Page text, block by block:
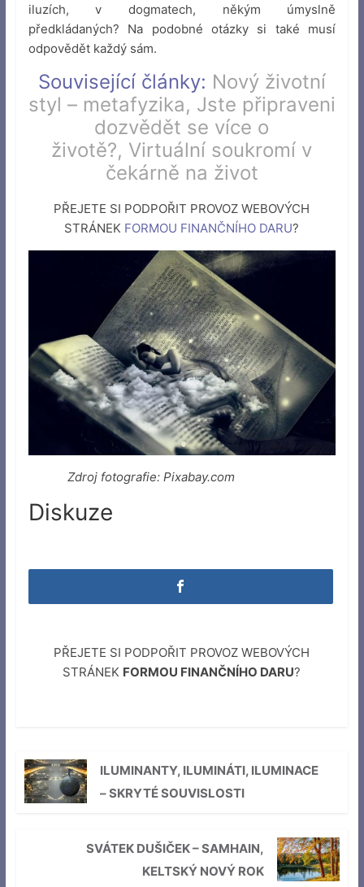
iluzích, v dogmatech, někým úmyslně
předkládaných? Na podobné otázky si také musí
odpovědět každý sám.
Související články: Nový životní
styl – metafyzika, Jste připraveni
dozvědět se více o
životě?, Virtuální soukromí v
čekárně na život
PŘEJETE SI PODPOŘIT PROVOZ WEBOVÝCH
STRÁNEK FORMOU FINANČNÍHO DARU?
Zdroj fotografie: Pixabay.com
Diskuze
PŘEJETE SI PODPOŘIT PROVOZ WEBOVÝCH
STRÁNEK FORMOU FINANČNÍHO DARU?
ILUMINANTY, ILUMINÁTI, ILUMINACE
– SKRYTÉ SOUVISLOSTI
SVÁTEK DUŠIČEK – SAMHAIN,
KELTSKÝ NOVÝ ROK